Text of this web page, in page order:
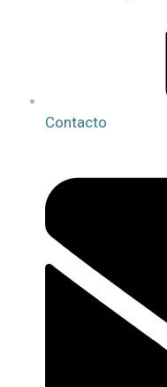
Contacto